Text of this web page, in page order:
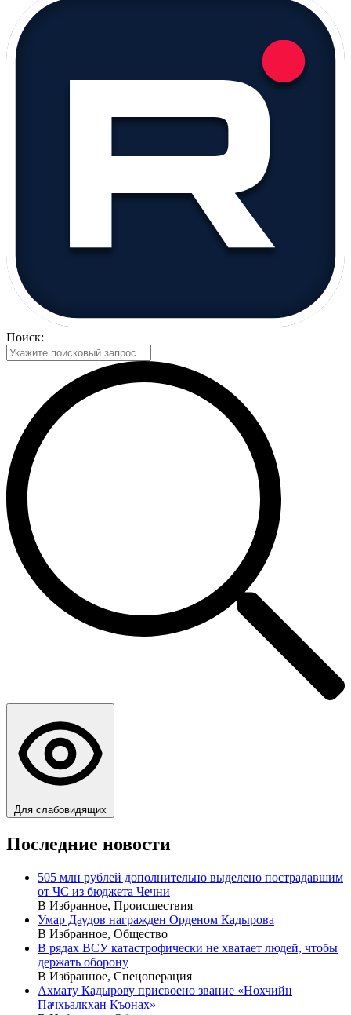
Поиск:
Для слабовидящих
Последние новости
505 млн рублей дополнительно выделено пострадавшим
от ЧС из бюджета Чечни
В Избранное, Происшествия
Умар Даудов награжден Орденом Кадырова
В Избранное, Общество
В рядах ВСУ катастрофически не хватает людей, чтобы
держать оборону
В Избранное, Спецоперация
Ахмату Кадырову присвоено звание «Нохчийн
Пачхьалкхан Къонах»